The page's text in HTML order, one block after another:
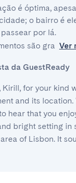
é óptima,
o bairro é
por lá.
são gra Ver
da GuestReady
Kirill, for your kind
and its location.
hear that you
bright setting in
of Lisbon. It